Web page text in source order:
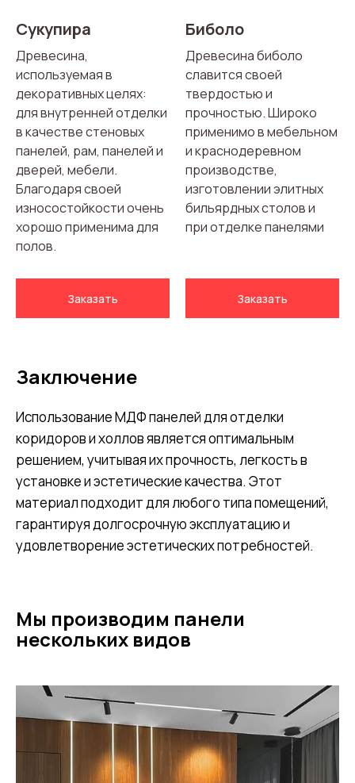
Сукупира
Древесина,
используемая в
декоративных целях:
для внутренней отделки
в качестве стеновых
панелей, рам, панелей и
дверей, мебели.
Благодаря своей
износостойкости очень
хорошо применима для
полов.
Заказать
Биболо
Древесина биболо
славится своей
твердостью и
прочностью. Широко
применимо в мебельном
и краснодеревном
производстве,
изготовлении элитных
бильярдных столов и
при отделке панелями
Заказать
Заключение
Использование МДФ панелей для отделки
коридоров и холлов является оптимальным
решением, учитывая их прочность, легкость в
установке и эстетические качества. Этот
материал подходит для любого типа помещений,
гарантируя долгосрочную эксплуатацию и
удовлетворение эстетических потребностей.
Мы производим панели
нескольких видов